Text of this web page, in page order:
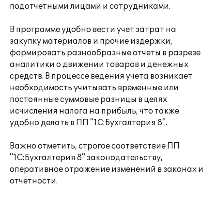
подотчетными лицами и сотрудниками.
В программе удобно вести учет затрат на
закупку материалов и прочие издержки,
формировать разнообразные отчеты в разрезе
аналитики о движении товаров и денежных
средств. В процессе ведения учета возникает
необходимость учитывать временные или
постоянные суммовые разницы в целях
исчисления налога на прибыль, что также
удобно делать в ПП "1С:Бухгалтерия 8".
Важно отметить, строгое соответствие ПП
"1С:Бухгалтерия 8" законодательству,
оперативное отражение изменений в законах и
отчетности.